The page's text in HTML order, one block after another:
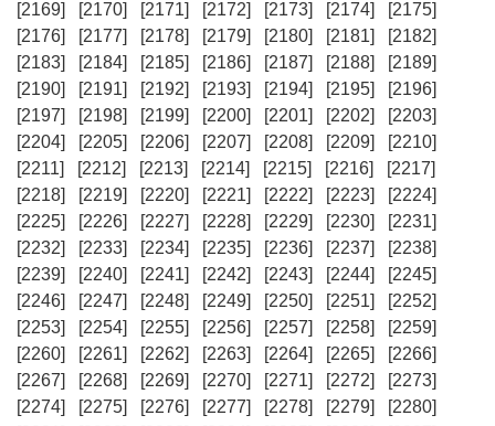
[2169]
[2170] [2171] [2172] [2173] [2174]
[2175]
[2176]
[2177] [2178] [2179] [2180] [2181]
[2182]
[2183]
[2184] [2185] [2186] [2187] [2188]
[2189]
[2190]
[2191] [2192] [2193] [2194] [2195]
[2196]
[2197]
[2198] [2199] [2200] [2201] [2202]
[2203]
[2204]
[2205] [2206] [2207] [2208] [2209]
[2210]
[2211]
[2212] [2213] [2214] [2215] [2216]
[2217]
[2218]
[2219] [2220] [2221] [2222] [2223]
[2224]
[2225]
[2226] [2227] [2228] [2229] [2230]
[2231]
[2232]
[2233] [2234] [2235] [2236] [2237]
[2238]
[2239]
[2240] [2241] [2242] [2243] [2244]
[2245]
[2246]
[2247] [2248] [2249] [2250] [2251]
[2252]
[2253]
[2254] [2255] [2256] [2257] [2258]
[2259]
[2260]
[2261] [2262] [2263] [2264] [2265]
[2266]
[2267]
[2268] [2269] [2270] [2271] [2272]
[2273]
[2274]
[2275] [2276] [2277] [2278] [2279]
[2280]